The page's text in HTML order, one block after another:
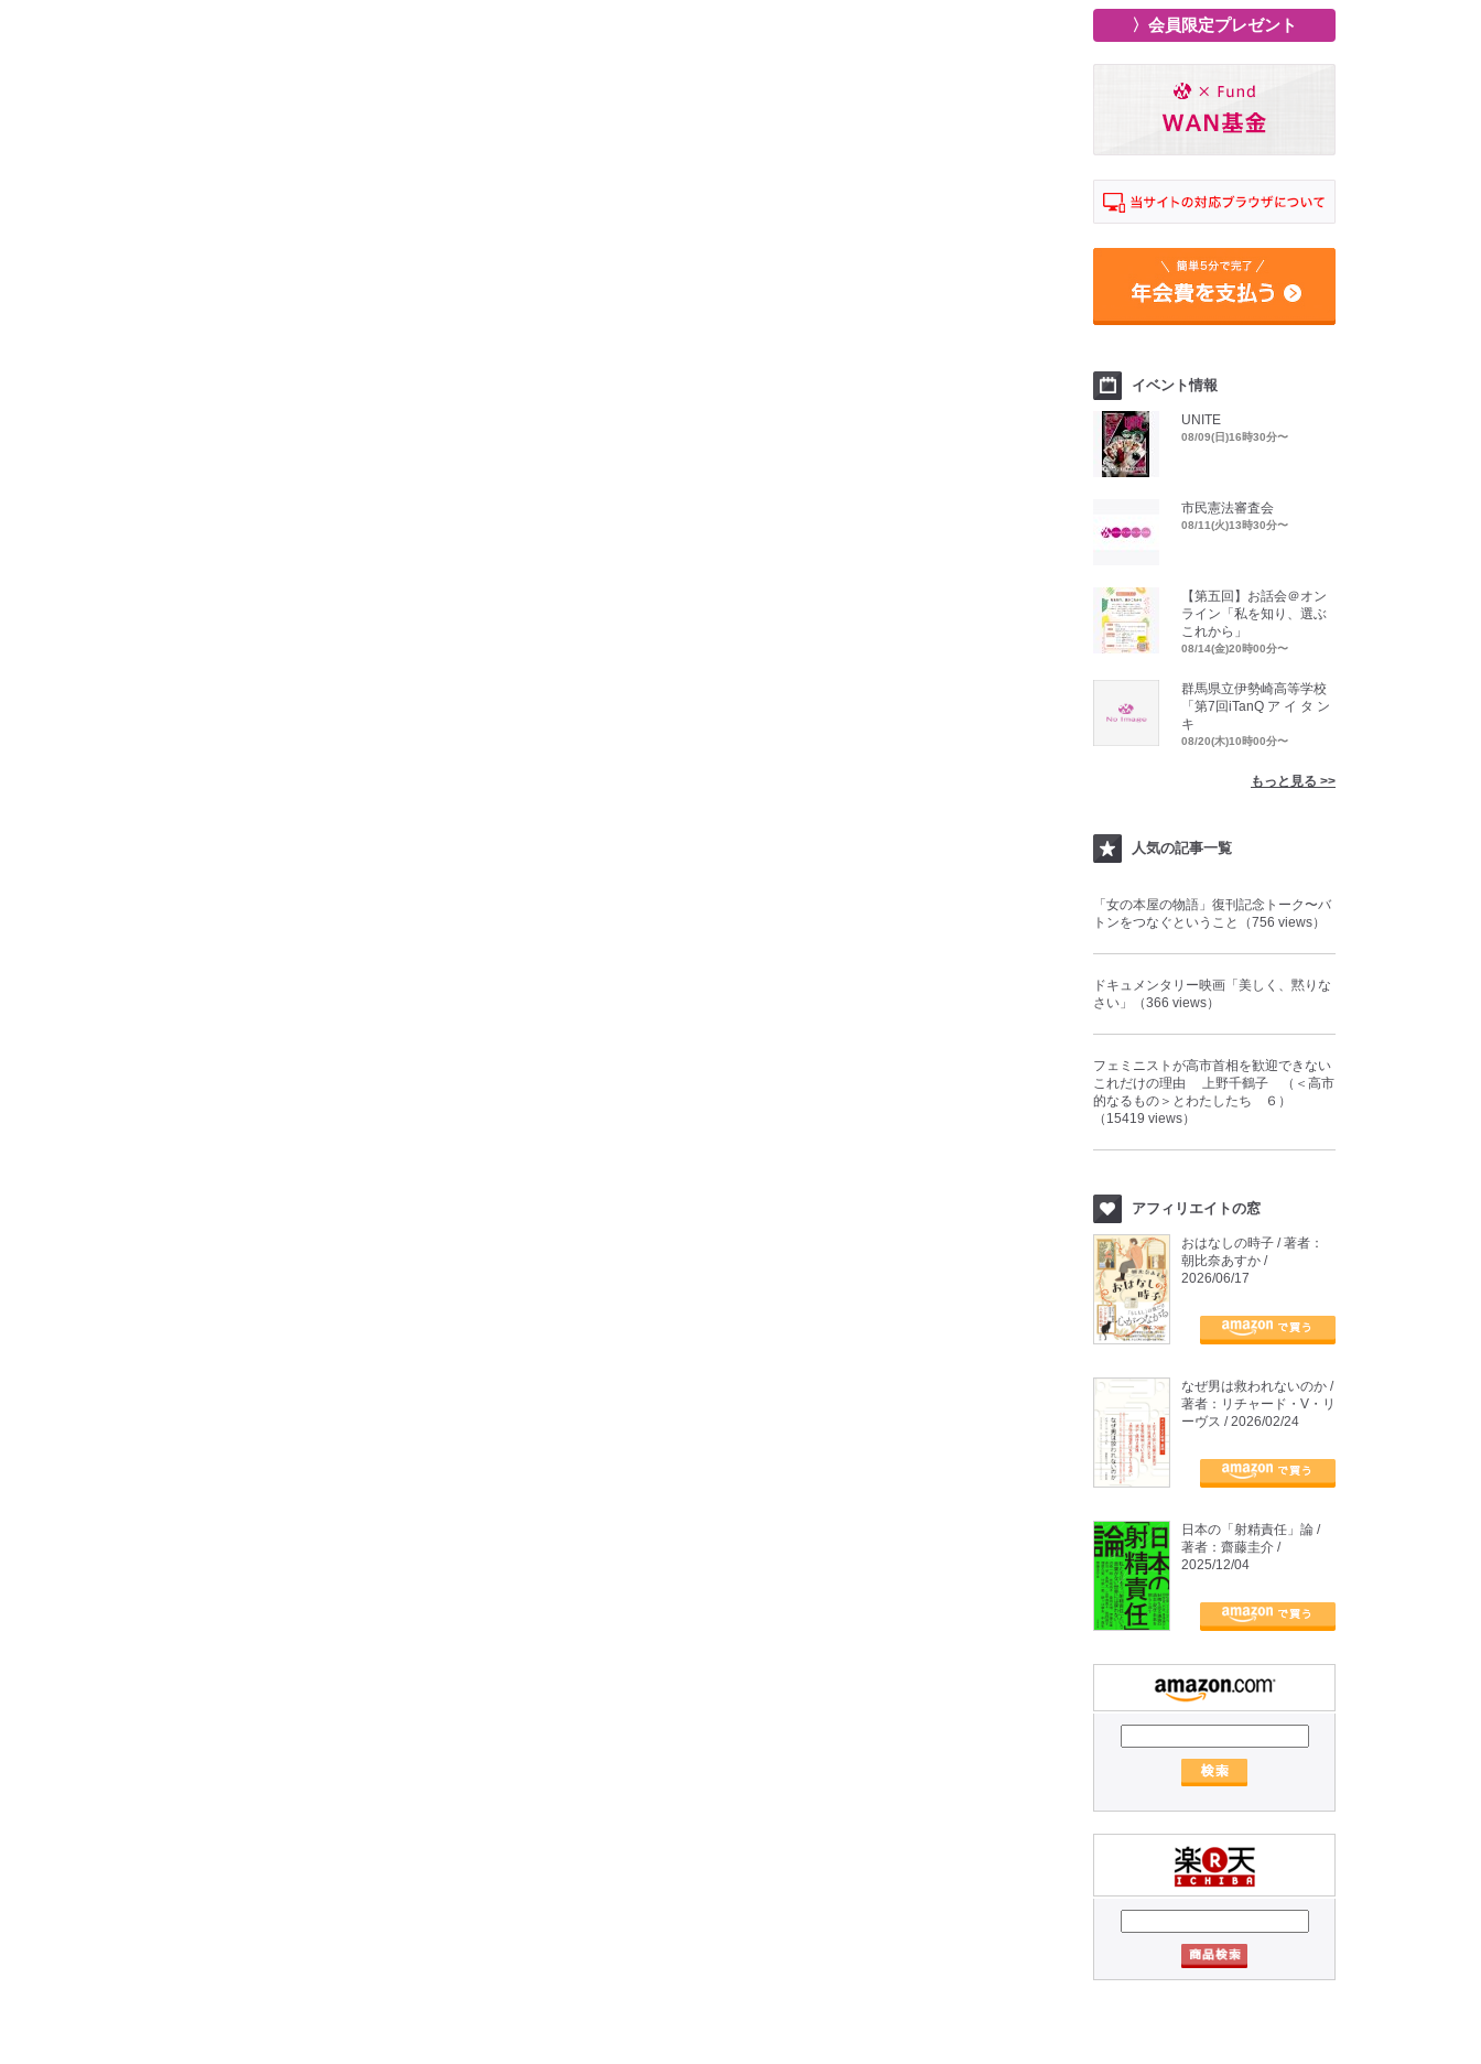
〉会員限定プレゼント
イベント情報
UNITE
08/09(日)16時30分〜
市民憲法審査会
08/11(火)13時30分〜
【第五回】お話会＠オン
ライン「私を知り、選ぶ
これから」
08/14(金)20時00分〜
群馬県立伊勢崎高等学校
「第7回iTanQ ア イ タ ン
キ
08/20(木)10時00分〜
もっと見る >>
人気の記事一覧
「女の本屋の物語」復刊記念トーク〜バ
トンをつなぐということ（756 views）
ドキュメンタリー映画「美しく、黙りな
さい」（366 views）
フェミニストが高市首相を歓迎できない
これだけの理由 上野千鶴子 （＜高市
的なるもの＞とわたしたち ６）
（15419 views）
アフィリエイトの窓
おはなしの時子 / 著者：
朝比奈あすか /
2026/06/17
なぜ男は救われないのか /
著者：リチャード・V・リ
ーヴス / 2026/02/24
日本の「射精責任」論 /
著者：齋藤圭介 /
2025/12/04